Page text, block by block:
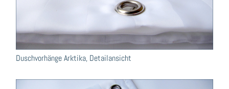
Duschvorhänge Arktika, Detailansicht